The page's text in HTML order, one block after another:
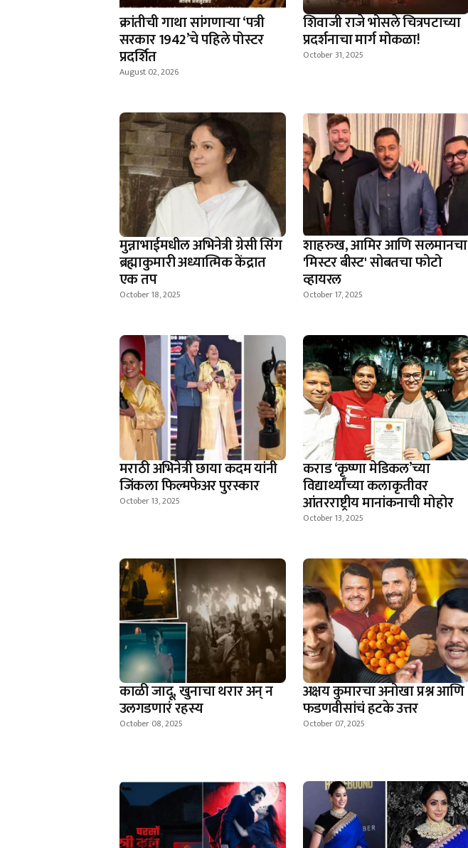
क्रांतीची गाथा सांगणार्‍या ‘पत्री
सरकार 1942’चे पहिले पोस्टर
प्रदर्शित
August 02, 2026
शिवाजी राजे भोसले चित्रपटाच्या
प्रदर्शनाचा मार्ग मोकळा!
October 31, 2025
मुन्नाभाईमधील अभिनेत्री ग्रेसी सिंग
ब्रह्माकुमारी अध्यात्मिक केंद्रात
एक तप
October 18, 2025
शाहरुख, आमिर आणि सलमानचा
'मिस्टर बीस्ट' सोबतचा फोटो
व्हायरल
October 17, 2025
मराठी अभिनेत्री छाया कदम यांनी
जिंकला फिल्मफेअर पुरस्कार
October 13, 2025
कराड ‘कृष्णा मेडिकल’च्या
विद्यार्थ्यांच्या कलाकृतीवर
आंतरराष्ट्रीय मानांकनाची मोहोर
October 13, 2025
काळी जादू, खुनाचा थरार अन् न
उलगडणारं रहस्य
October 08, 2025
अक्षय कुमारचा अनोखा प्रश्न आणि
फडणवीसांचं हटके उत्तर
October 07, 2025